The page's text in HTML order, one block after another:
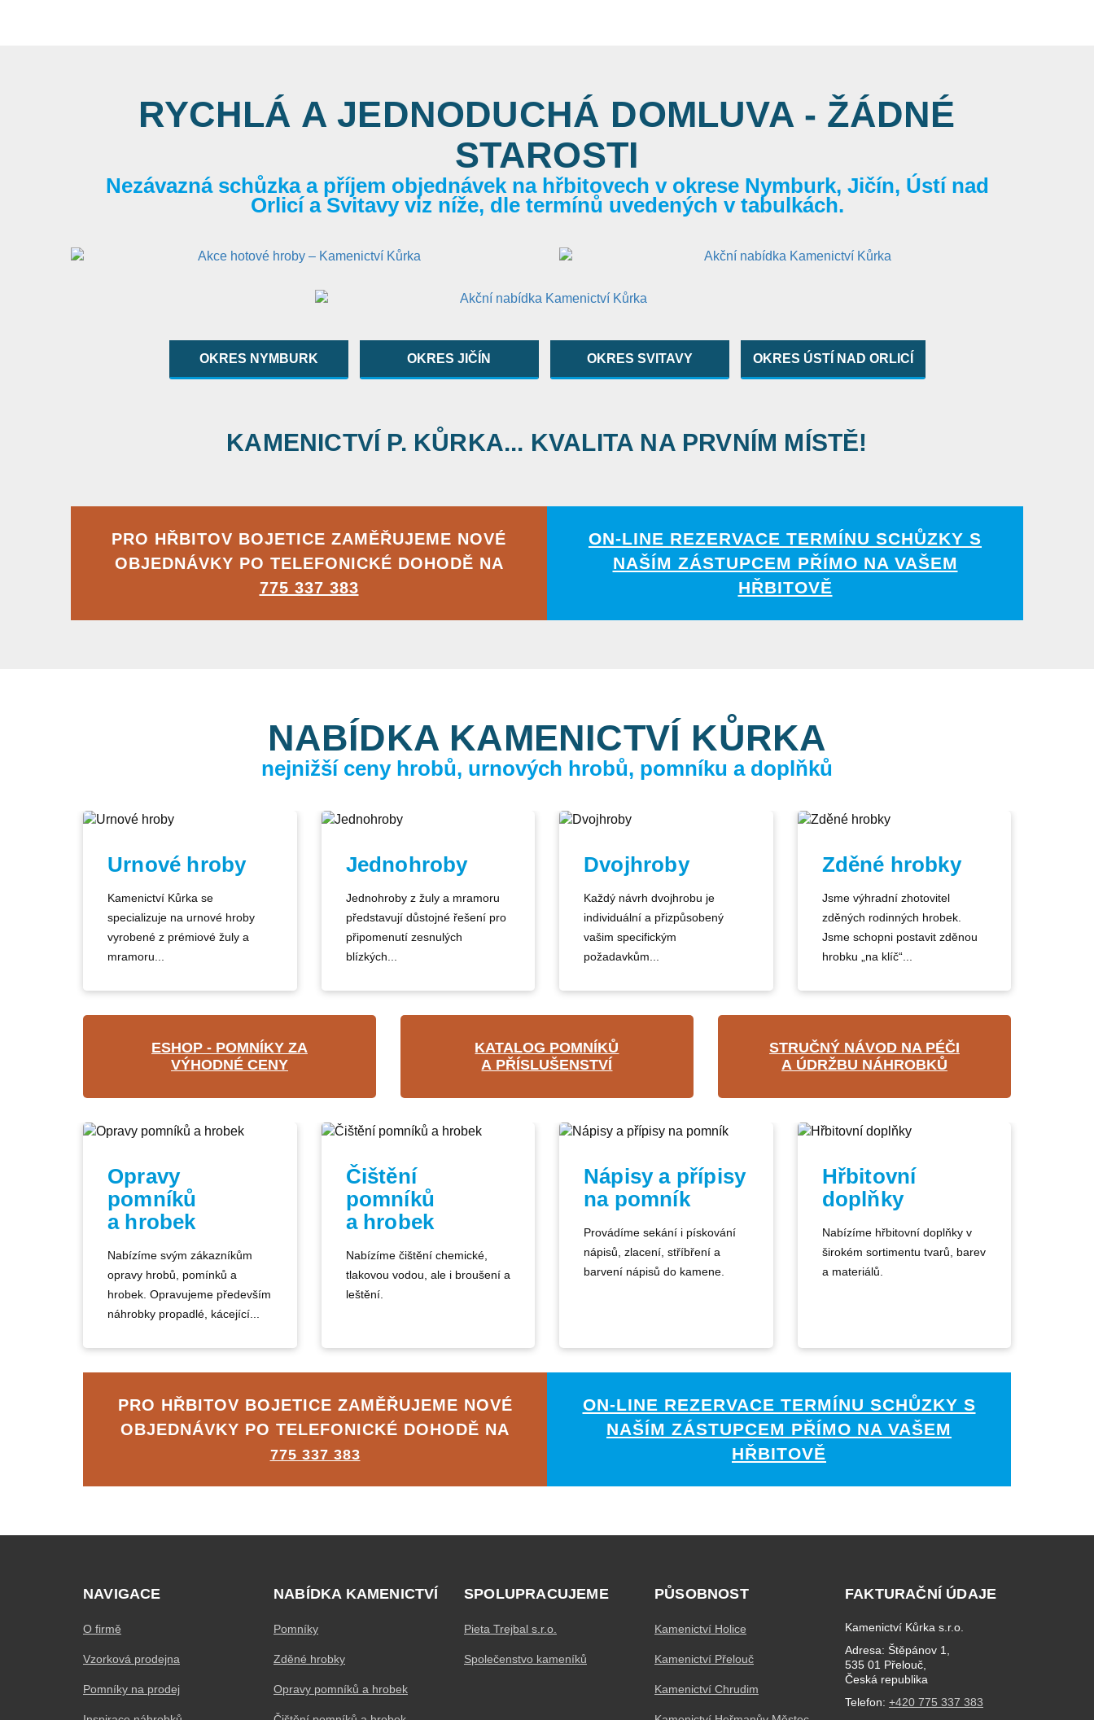
RYCHLÁ A JEDNODUCHÁ DOMLUVA - ŽÁDNÉ
STAROSTI
Nezávazná schůzka a příjem objednávek na hřbitovech v okrese Nymburk, Jičín, Ústí nad
Orlicí a Svitavy viz níže, dle termínů uvedených v tabulkách.
OKRES NYMBURK OKRES JIČÍN OKRES SVITAVY OKRES ÚSTÍ NAD ORLICÍ
KAMENICTVÍ P. KŮRKA... KVALITA NA PRVNÍM MÍSTĚ!
PRO HŘBITOV BOJETICE ZAMĚŘUJEME NOVÉ
OBJEDNÁVKY PO TELEFONICKÉ DOHODĚ NA
775 337 383
ON-LINE REZERVACE TERMÍNU SCHŮZKY S
NAŠÍM ZÁSTUPCEM PŘÍMO NA VAŠEM
HŘBITOVĚ
NABÍDKA KAMENICTVÍ KŮRKA
nejnižší ceny hrobů, urnových hrobů, pomníku a doplňků
Urnové hroby
Kamenictví Kůrka se
specializuje na urnové hroby
vyrobené z prémiové žuly a
mramoru...
Jednohroby
Jednohroby z žuly a mramoru
představují důstojné řešení pro
připomenutí zesnulých
blízkých...
Dvojhroby
Každý návrh dvojhrobu je
individuální a přizpůsobený
vašim specifickým
požadavkům...
Zděné hrobky
Jsme výhradní zhotovitel
zděných rodinných hrobek.
Jsme schopni postavit zděnou
hrobku „na klíč“...
ESHOP - POMNÍKY ZA
VÝHODNÉ CENY
KATALOG POMNÍKŮ
A PŘÍSLUŠENSTVÍ
STRUČNÝ NÁVOD NA PÉČI
A ÚDRŽBU NÁHROBKŮ
Opravy
pomníků
a hrobek
Nabízíme svým zákazníkům
opravy hrobů, pomínků a
hrobek. Opravujeme především
náhrobky propadlé, kácející...
Čištění
pomníků
a hrobek
Nabízíme čištění chemické,
tlakovou vodou, ale i broušení a
leštění.
Nápisy a přípisy
na pomník
Provádíme sekání i pískování
nápisů, zlacení, stříbření a
barvení nápisů do kamene.
Hřbitovní
doplňky
Nabízíme hřbitovní doplňky v
širokém sortimentu tvarů, barev
a materiálů.
PRO HŘBITOV BOJETICE ZAMĚŘUJEME NOVÉ
OBJEDNÁVKY PO TELEFONICKÉ DOHODĚ NA
775 337 383
ON-LINE REZERVACE TERMÍNU SCHŮZKY S
NAŠÍM ZÁSTUPCEM PŘÍMO NA VAŠEM
HŘBITOVĚ
NAVIGACE
O firmě
Vzorková prodejna
Pomníky na prodej
NABÍDKA KAMENICTVÍ
Pomníky
Zděné hrobky
Opravy pomníků a hrobek
SPOLUPRACUJEME
Pieta Trejbal s.r.o.
Společenstvo kameníků
PŮSOBNOST
Kamenictví Holice
Kamenictví Přelouč
Kamenictví Chrudim
FAKTURAČNÍ ÚDAJE
Kamenictví Kůrka s.r.o.
Adresa: Štěpánov 1,
535 01 Přelouč,
Česká republika
Telefon: +420 775 337 383